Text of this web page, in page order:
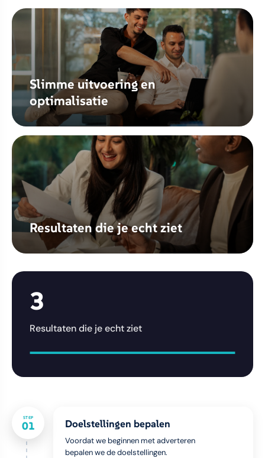
Slimme uitvoering en
optimalisatie
Resultaten die je echt ziet
3
Resultaten die je echt ziet
STEP
01 Doelstellingen bepalen
Voordat we beginnen met adverteren
bepalen we de doelstellingen.